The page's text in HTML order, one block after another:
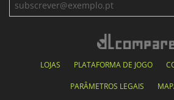
LOJAS PLATAFORMA DE JOGO
PARÂMETROS LEGAIS